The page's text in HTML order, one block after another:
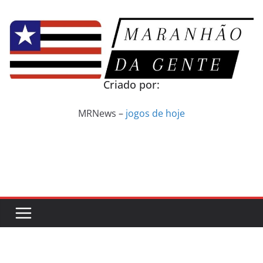
para
conteúdo
Criado por:
MRNews – jogos de hoje